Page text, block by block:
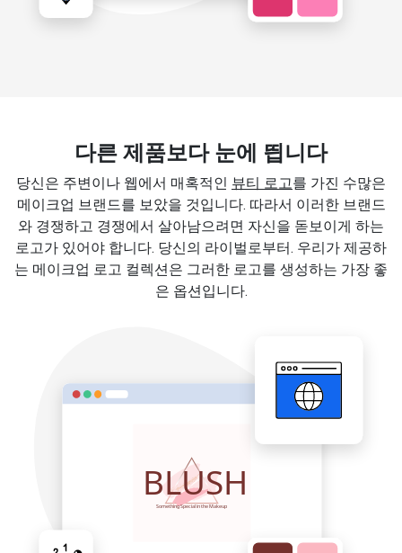
다른 제품보다 눈에 띕니다
당신은 주변이나 웹에서 매혹적인 뷰티 로고를 가진 수많은
메이크업 브랜드를 보았을 것입니다. 따라서 이러한 브랜드
와 경쟁하고 경쟁에서 살아남으려면 자신을 돋보이게 하는
로고가 있어야 합니다. 당신의 라이벌로부터. 우리가 제공하
는 메이크업 로고 컬렉션은 그러한 로고를 생성하는 가장 좋
은 옵션입니다.